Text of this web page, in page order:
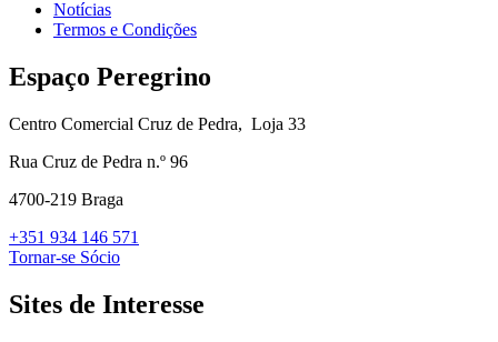
Notícias
Termos e Condições
Espaço Peregrino
Centro Comercial Cruz de Pedra, Loja 33
Rua Cruz de Pedra n.º 96
4700-219 Braga
+351 934 146 571
Tornar-se Sócio
Sites de Interesse